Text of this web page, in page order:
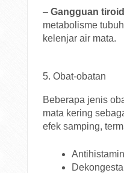
– Gangguan tiroid
metabolisme
kelenjar air mata.
5. Obat-obatan
Beberapa jenis
mata kering
efek samping,